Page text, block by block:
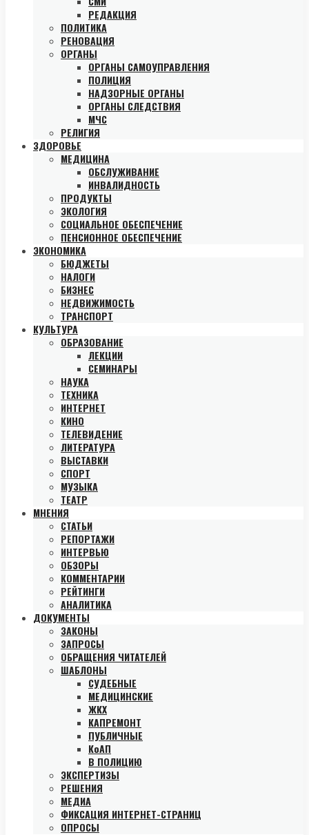
РЕДАКЦИЯ
ПОЛИТИКА
РЕНОВАЦИЯ
ОРГАНЫ
ОРГАНЫ САМОУПРАВЛЕНИЯ
ПОЛИЦИЯ
НАДЗОРНЫЕ ОРГАНЫ
ОРГАНЫ СЛЕДСТВИЯ
МЧС
РЕЛИГИЯ
ЗДОРОВЬЕ
МЕДИЦИНА
ОБСЛУЖИВАНИЕ
ИНВАЛИДНОСТЬ
ПРОДУКТЫ
ЭКОЛОГИЯ
СОЦИАЛЬНОЕ ОБЕСПЕЧЕНИЕ
ПЕНСИОННОЕ ОБЕСПЕЧЕНИЕ
ЭКОНОМИКА
БЮДЖЕТЫ
НАЛОГИ
БИЗНЕС
НЕДВИЖИМОСТЬ
ТРАНСПОРТ
КУЛЬТУРА
ОБРАЗОВАНИЕ
ЛЕКЦИИ
СЕМИНАРЫ
НАУКА
ТЕХНИКА
ИНТЕРНЕТ
КИНО
ТЕЛЕВИДЕНИЕ
ЛИТЕРАТУРА
ВЫСТАВКИ
СПОРТ
МУЗЫКА
ТЕАТР
МНЕНИЯ
СТАТЬИ
РЕПОРТАЖИ
ИНТЕРВЬЮ
ОБЗОРЫ
КОММЕНТАРИИ
РЕЙТИНГИ
АНАЛИТИКА
ДОКУМЕНТЫ
ЗАКОНЫ
ЗАПРОСЫ
ОБРАЩЕНИЯ ЧИТАТЕЛЕЙ
ШАБЛОНЫ
СУДЕБНЫЕ
МЕДИЦИНСКИЕ
ЖКХ
КАПРЕМОНТ
ПУБЛИЧНЫЕ
КоАП
В ПОЛИЦИЮ
ЭКСПЕРТИЗЫ
РЕШЕНИЯ
МЕДИА
ФИКСАЦИЯ ИНТЕРНЕТ-СТРАНИЦ
ОПРОСЫ